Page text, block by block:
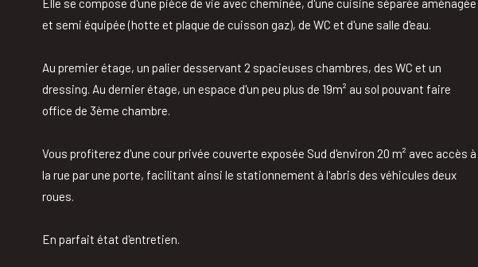
Elle se compose d'une pièce de vie avec cheminée, d'une cuisine séparée aménagée
et semi équipée (hotte et plaque de cuisson gaz), de WC et d'une salle d'eau.
Au premier étage, un palier desservant 2 spacieuses chambres, des WC et un
dressing. Au dernier étage, un espace d'un peu plus de 19m² au sol pouvant faire
office de 3ème chambre.
Vous profiterez d'une cour privée couverte exposée Sud d'environ 20 m² avec accès à
la rue par une porte, facilitant ainsi le stationnement à l'abris des véhicules deux
roues.
En parfait état d'entretien.